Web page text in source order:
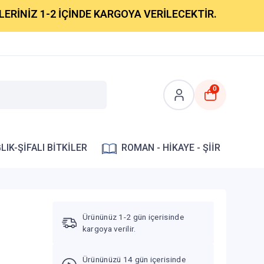
1-2 İÇİNDE KARGOYA VERİLECEKTİR.
0
ŞİFALI BİTKİLER ROMAN - HİKAYE - ŞİİR
Ürününüz 1-2 gün içerisinde
kargoya verilir.
Ürününüzü 14 gün içerisinde